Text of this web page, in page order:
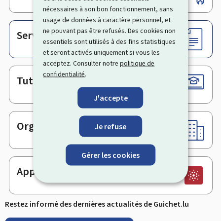
nécessaires à son bon fonctionnement, sans
usage de données à caractère personnel, et
ne pouvant pas être refusés. Des cookies non
essentiels sont utilisés à des fins statistiques
et seront activés uniquement si vous les
acceptez. Consulter notrepolitique de
confidentialité.
J'accepte
Je refuse
Gérer les cookies
de
page
Services en ligne & Formulaires
Tutoriels
Organismes
Application mobile
Restez informé des dernières actualités de Guichet.lu